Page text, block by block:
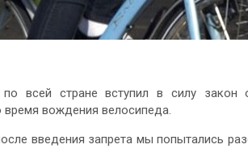
всей стране вступил в силу закон
время вождения велосипеда.
введения запрета мы попытались